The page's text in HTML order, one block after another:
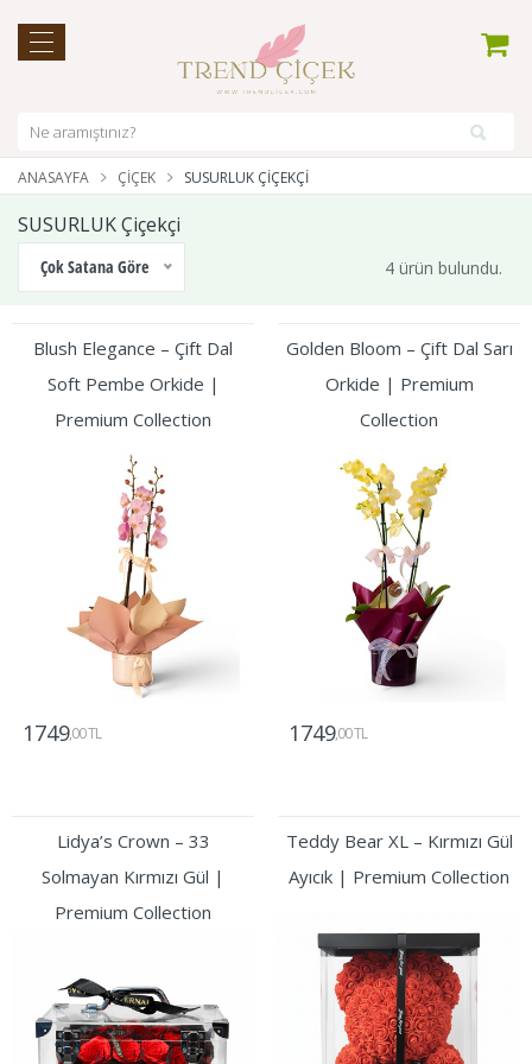
ANASAYFA ÇIÇEK SUSURLUK ÇIÇEKÇI
SUSURLUK Çiçekçi
Çok Satana Göre 4 ürün bulundu.
Blush Elegance – Çift Dal
Soft Pembe Orkide |
Premium Collection
1749,00 TL
Golden Bloom – Çift Dal Sarı
Orkide | Premium
Collection
1749,00 TL
Lidya’s Crown – 33
Solmayan Kırmızı Gül |
Premium Collection
Teddy Bear XL – Kırmızı Gül
Ayıcık | Premium Collection